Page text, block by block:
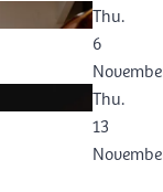
Thu.
6
Thu.
13